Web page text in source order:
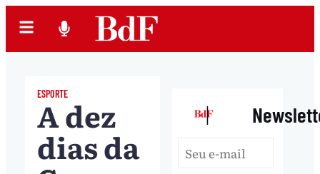
ESPORTE
A dez
dias da
|